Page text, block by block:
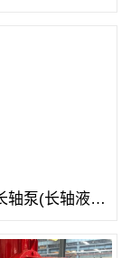
LC立式长轴泵(长轴液下泵)相册02